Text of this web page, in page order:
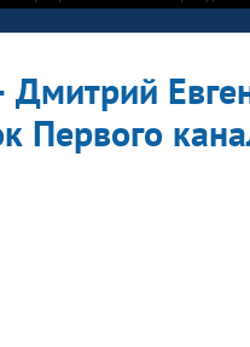
Первого
по фигурному
2025
Первого